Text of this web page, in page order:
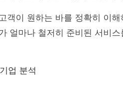
객이 원하는 바를 정확히 이
얼마나 철저히 준비된 서비
업 분석